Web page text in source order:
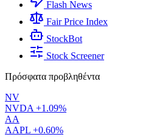
Flash News
Fair Price Index
StockBot
Stock Screener
Πρόσφατα προβληθέντα
NV
NVDA +1.09%
AA
AAPL +0.60%